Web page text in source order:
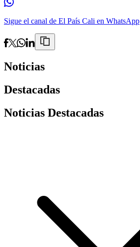
Sigue el canal de El País Cali en WhatsApp
Noticias
Destacadas
Noticias Destacadas